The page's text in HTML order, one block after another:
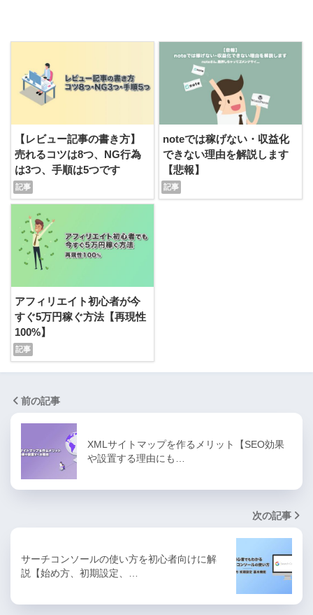
【レビュー記事の書き方】
売れるコツは8つ、NG行為
は3つ、手順は5つです
noteでは稼げない・収益化
できない理由を解説します
【悲報】
アフィリエイト初心者が今
すぐ5万円稼ぐ方法【再現性
100%】
前の記事
XMLサイトマップを作るメリット【SEO効果
や設置する理由にも…
次の記事
サーチコンソールの使い方を初心者向けに解
説【始め方、初期設定、…